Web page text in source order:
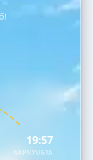
19:57
NAPNYUGTA